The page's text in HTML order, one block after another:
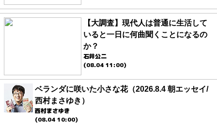
【大調査】現代人は普通に生活して
いると一日に何曲聞くことになるの
か？
石井公二
(08.04 11:00)
ベランダに咲いた小さな花（2026.8.4 朝エッセイ/
西村まさゆき）
西村まさゆき
(08.04 10:00)